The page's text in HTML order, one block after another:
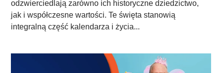
odzwierciedlają zarówno ich historyczne dziedzictwo,
jak i współczesne wartości. Te święta stanowią
integralną część kalendarza i życia...